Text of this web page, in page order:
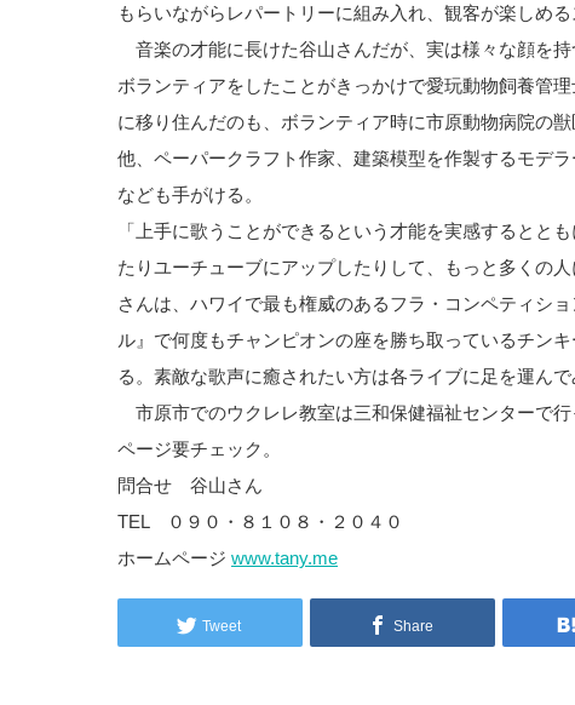
もらいながらレパートリーに組み入れ、観客が楽しめる
音楽の才能に長けた谷山さんだが、実は様々な顔を
ボランティアをしたことがきっかけで愛玩動物飼養管
に移り住んだのも、ボランティア時に市原動物病院の
他、ペーパークラフト作家、建築模型を作製するモデ
なども手がける。
「上手に歌うことができるという才能を実感するとと
たりユーチューブにアップしたりして、もっと多くの
さんは、ハワイで最も権威のあるフラ・コンペティシ
ル』で何度もチャンピオンの座を勝ち取っているチン
る。素敵な歌声に癒されたい方は各ライブに足を運んで
市原市でのウクレレ教室は三和保健福祉センターで
ページ要チェック。
問合せ 谷山さん
TEL ０９０・８１０８・２０４０
ホームページ www.tany.me
Tweet Share